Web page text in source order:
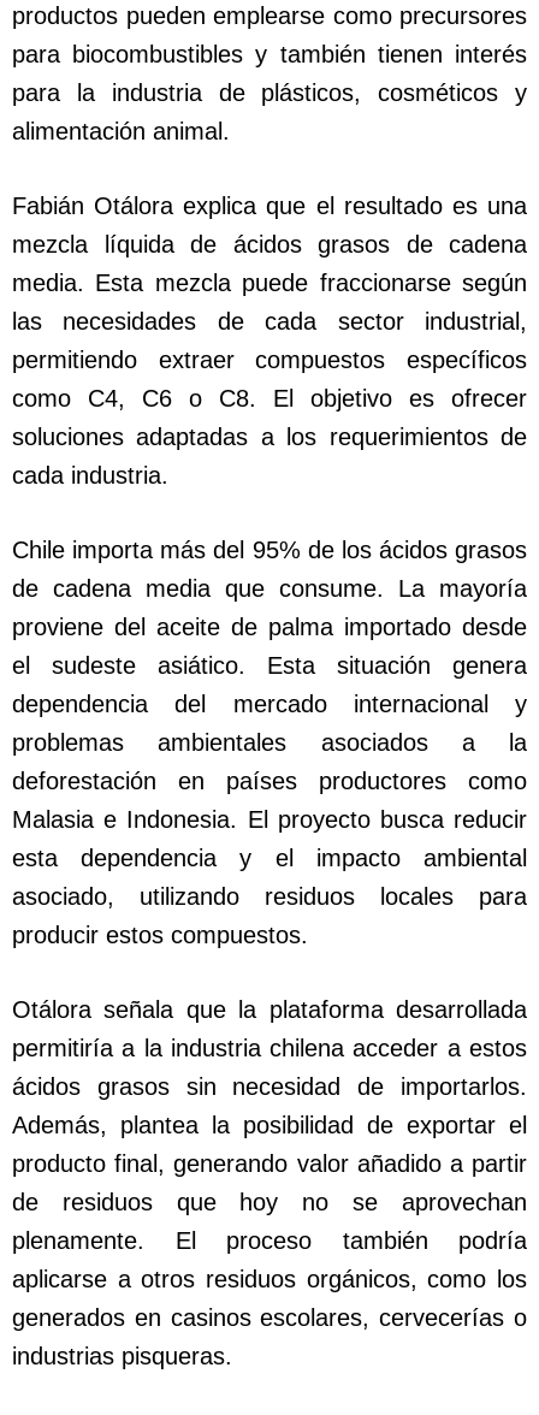
productos pueden emplearse como precursores
para biocombustibles y también tienen interés
para la industria de plásticos, cosméticos y
alimentación animal.
Fabián Otálora explica que el resultado es una
mezcla líquida de ácidos grasos de cadena
media. Esta mezcla puede fraccionarse según
las necesidades de cada sector industrial,
permitiendo extraer compuestos específicos
como C4, C6 o C8. El objetivo es ofrecer
soluciones adaptadas a los requerimientos de
cada industria.
Chile importa más del 95% de los ácidos grasos
de cadena media que consume. La mayoría
proviene del aceite de palma importado desde
el sudeste asiático. Esta situación genera
dependencia del mercado internacional y
problemas ambientales asociados a la
deforestación en países productores como
Malasia e Indonesia. El proyecto busca reducir
esta dependencia y el impacto ambiental
asociado, utilizando residuos locales para
producir estos compuestos.
Otálora señala que la plataforma desarrollada
permitiría a la industria chilena acceder a estos
ácidos grasos sin necesidad de importarlos.
Además, plantea la posibilidad de exportar el
producto final, generando valor añadido a partir
de residuos que hoy no se aprovechan
plenamente. El proceso también podría
aplicarse a otros residuos orgánicos, como los
generados en casinos escolares, cervecerías o
industrias pisqueras.